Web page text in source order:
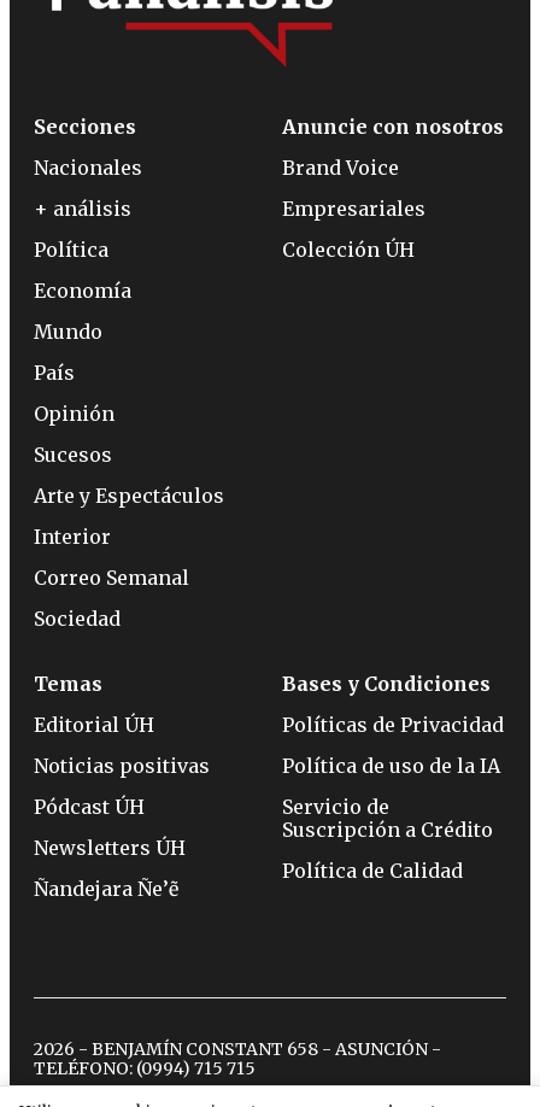
Secciones
Nacionales
+ análisis
Política
Economía
Mundo
País
Opinión
Sucesos
Arte y Espectáculos
Interior
Correo Semanal
Sociedad
Anuncie con nosotros
Brand Voice
Empresariales
Colección ÚH
Temas
Editorial ÚH
Noticias positivas
Pódcast ÚH
Newsletters ÚH
Ñandejara Ñe’ẽ
Bases y Condiciones
Políticas de Privacidad
Política de uso de la IA
Servicio de
Suscripción a Crédito
Política de Calidad
2026 - BENJAMÍN CONSTANT 658 - ASUNCIÓN -
TELÉFONO: (0994) 715 715